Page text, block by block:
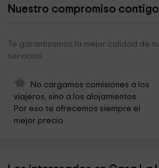
Betato, desvío De Piedrafita
Ermita de Santa Cruz
O Saldo
Iglesia de San Salvador
Faunístico Lacuniacha Park
Nuestro compromiso contigo
Te garantizamos la mejor calidad de
servicios
No cargamos comisiones a los
viajeros, sino a los alojamientos.
Por eso te ofrecemos siempre el
mejor precio.